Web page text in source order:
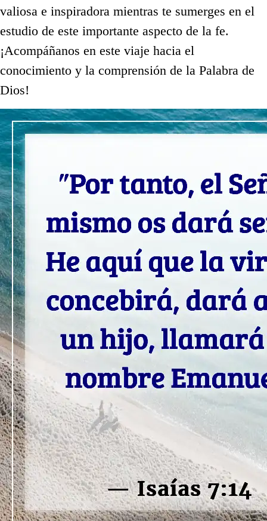
valiosa e inspiradora mientras te sumerges en el
estudio de este importante aspecto de la fe.
¡Acompáñanos en este viaje hacia el
conocimiento y la comprensión de la Palabra de
Dios!